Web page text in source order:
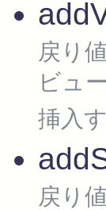
戻り
ビュ
挿入す
戻り